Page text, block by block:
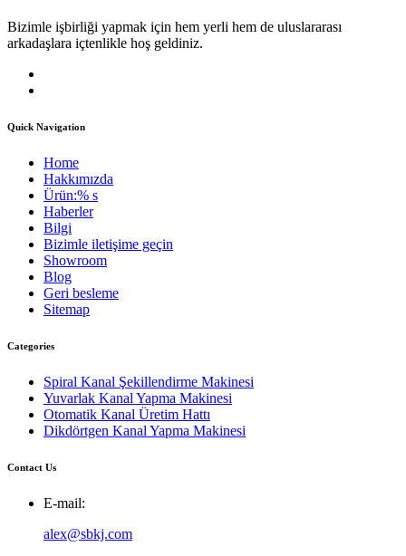
Bizimle işbirliği yapmak için hem yerli hem de uluslararası
arkadaşlara içtenlikle hoş geldiniz.
Quick Navigation
Home
Hakkımızda
Ürün:% s
Haberler
Bilgi
Bizimle iletişime geçin
Showroom
Blog
Geri besleme
Sitemap
Categories
Spiral Kanal Şekillendirme Makinesi
Yuvarlak Kanal Yapma Makinesi
Otomatik Kanal Üretim Hattı
Dikdörtgen Kanal Yapma Makinesi
Contact Us
E-mail:
alex@sbkj.com